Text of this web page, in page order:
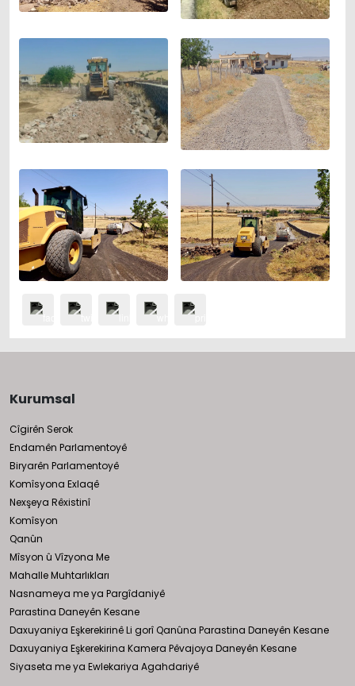
Kurumsal
Cîgirên Serok
Endamên Parlamentoyê
Biryarên Parlamentoyê
Komîsyona Exlaqê
Nexşeya Rêxistinî
Komîsyon
Qanûn
Mîsyon û Vîzyona Me
Mahalle Muhtarlıkları
Nasnameya me ya Pargîdaniyê
Parastina Daneyên Kesane
Daxuyaniya Eşkerekirinê Li gorî Qanûna Parastina Daneyên Kesane
Daxuyaniya Eşkerekirina Kamera Pêvajoya Daneyên Kesane
Siyaseta me ya Ewlekariya Agahdariyê